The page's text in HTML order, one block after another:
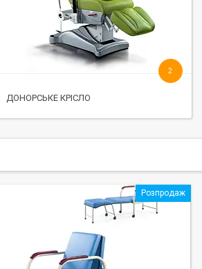
ДОНОРСЬКЕ КРІСЛО
2
Розпродаж